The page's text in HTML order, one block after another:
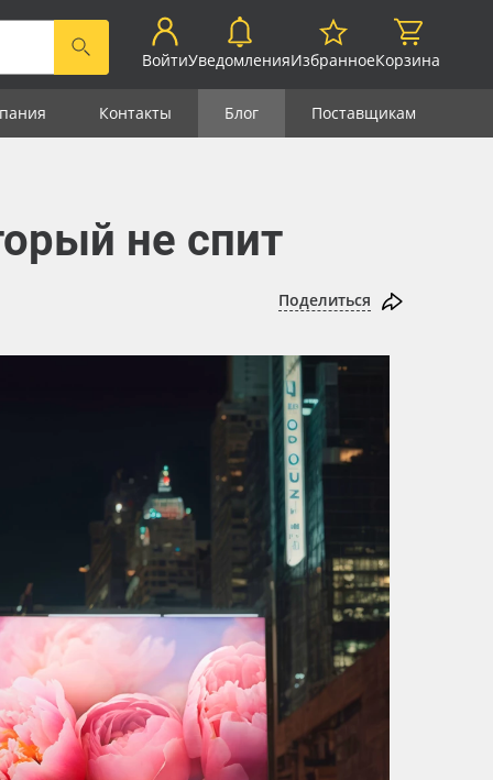
ВойтиУведомленияИзбранноеКорзина
Контакты Блог Поставщикам
не спит
Поделиться